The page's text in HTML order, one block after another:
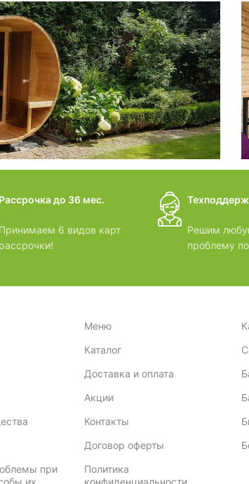
Рассрочка до 36 мес.
Принимаем 6 видов карт
рассрочки!
Решим
проблему
при
их
Меню
Каталог
Доставка и оплата
Акции
Контакты
Договор оферты
Политика
конфиденциальности